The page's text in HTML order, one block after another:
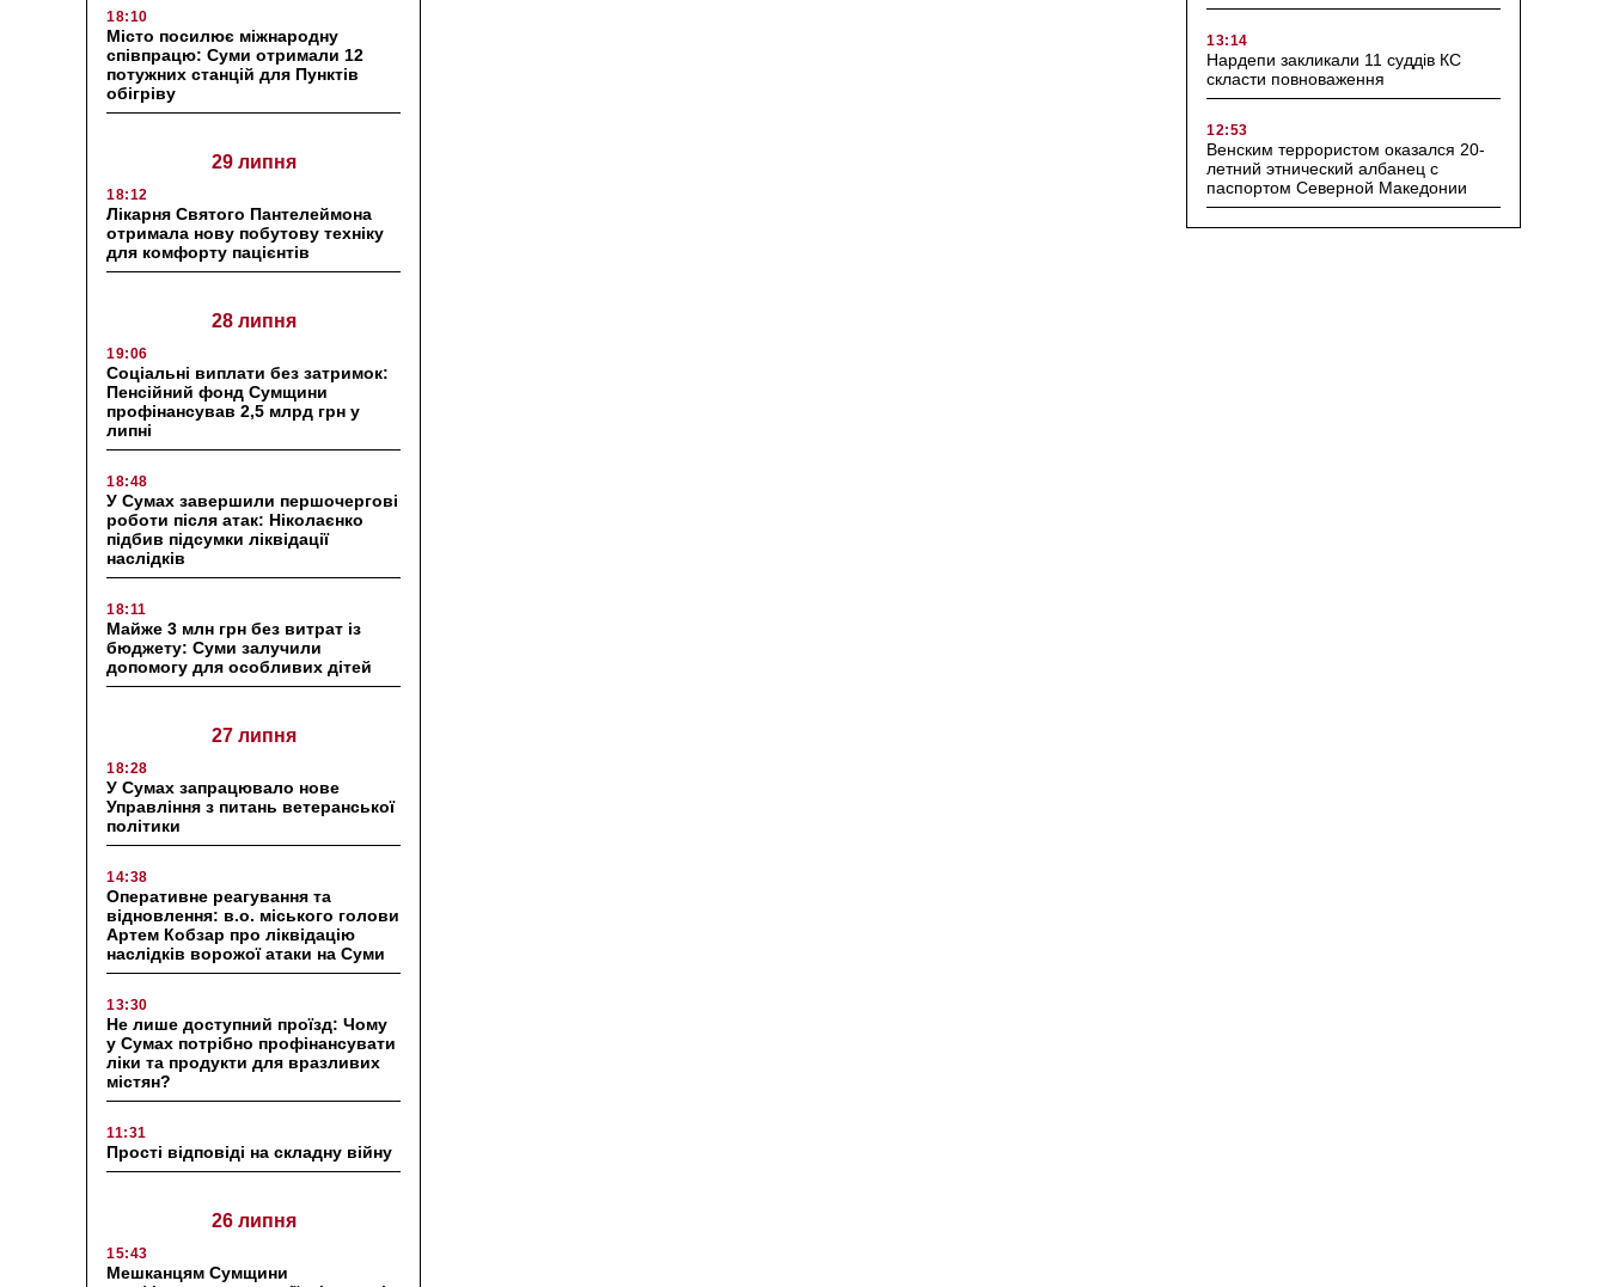
18:10
Місто посилює міжнародну
співпрацю: Суми отримали 12
потужних станцій для Пунктів
обігріву
29 липня
18:12
Лікарня Святого Пантелеймона
отримала нову побутову техніку
для комфорту пацієнтів
28 липня
19:06
Соціальні виплати без затримок:
Пенсійний фонд Сумщини
профінансував 2,5 млрд грн у
липні
18:48
У Сумах завершили першочергові
роботи після атак: Ніколаєнко
підбив підсумки ліквідації
наслідків
18:11
Майже 3 млн грн без витрат із
бюджету: Суми залучили
допомогу для особливих дітей
27 липня
18:28
У Сумах запрацювало нове
Управління з питань ветеранської
політики
14:38
Оперативне реагування та
відновлення: в.о. міського голови
Артем Кобзар про ліквідацію
наслідків ворожої атаки на Суми
13:30
Не лише доступний проїзд: Чому
у Сумах потрібно профінансувати
ліки та продукти для вразливих
містян?
11:31
Прості відповіді на складну війну
26 липня
15:43
Мешканцям Сумщини
13:14
Нардепи закликали 11 суддів КС
скласти повноваження
12:53
Венским террористом оказался 20-
летний этнический албанец с
паспортом Северной Македонии